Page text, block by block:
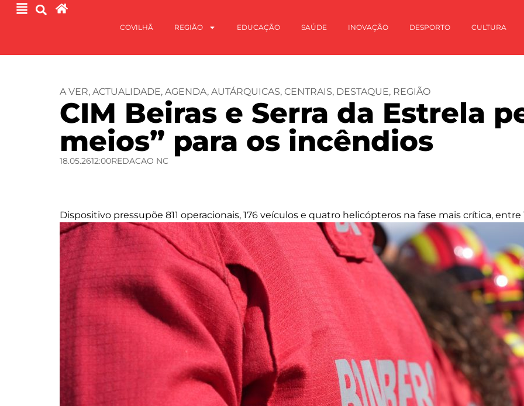
COVILHÃ REGIÃO EDUCAÇÃO SAÚDE INOVAÇÃO DESPORTO CULTURA
A VER, ACTUALIDADE, AGENDA, AUTÁRQUICAS, CENTRAIS, DESTAQUE, REGIÃO
CIM Beiras e Serra da Estrela
meios” para os incêndios
18.05.2612:00REDACAO NC
Dispositivo pressupõe 811 operacionais, 176 veículos e quatro helicópteros na fase mais crítica,